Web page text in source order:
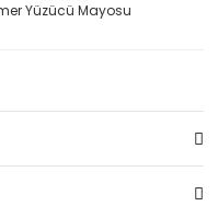
Yüzücü Mayosu